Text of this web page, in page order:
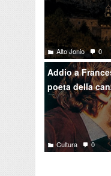
Alto Jonio 0
Addio a
poeta della
Cultura 0